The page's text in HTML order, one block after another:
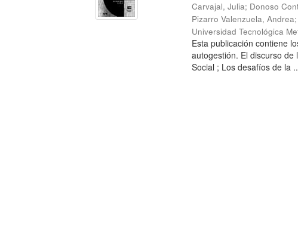
Carvajal, Julia; Donoso
Pizarro Valenzuela, Andrea;
Universidad Tecnológica
Esta publicación contiene
autogestión. El discurso
Social ; Los desafíos de la